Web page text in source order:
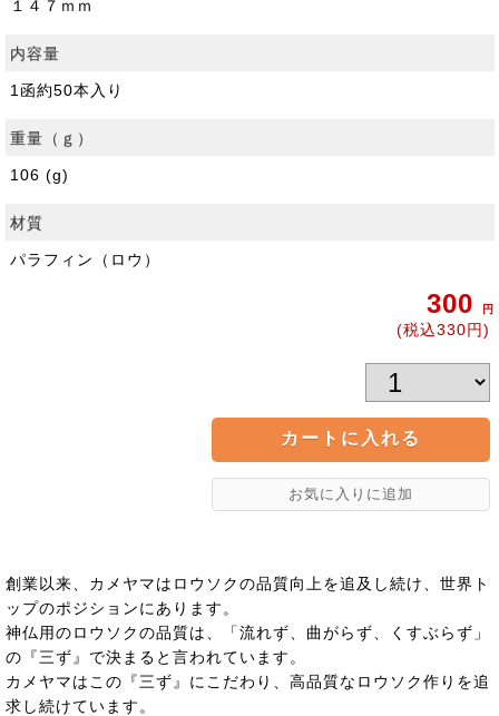
１４７ｍｍ
内容量
1函約50本入り
重量（ｇ）
106 (g)
材質
パラフィン（ロウ）
300 円
(税込330円)
創業以来、カメヤマはロウソクの品質向上を追及し続け、世界ト
ップのポジションにあります。
神仏用のロウソクの品質は、「流れず、曲がらず、くすぶらず」
の『三ず』で決まると言われています。
カメヤマはこの『三ず』にこだわり、高品質なロウソク作りを追
求し続けています。